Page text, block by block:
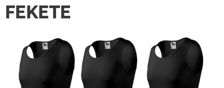
FEKETE